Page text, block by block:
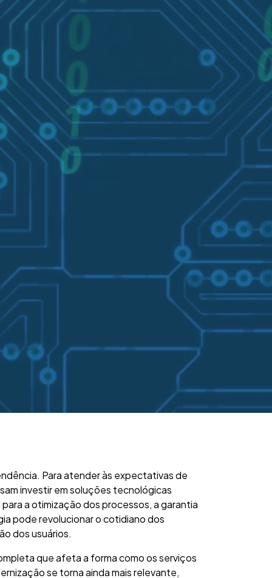
Para atender às expectativas de
investir em soluções tecnológicas
a otimização dos processos, a garantia
pode revolucionar o cotidiano dos
dos usuários.
que afeta a forma como os serviços
se torna ainda mais relevante,